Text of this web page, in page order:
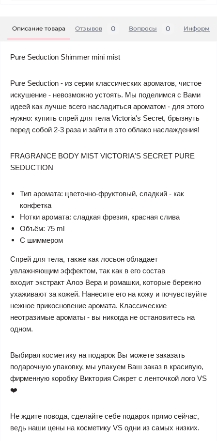
Описание товара Отзывов 0 Вопросы 0
Pure Seduction Shimmer mini mist
Pure Seduction - из серии классических ароматов, чистое
искушение - невозможно устоять. Мы поделимся с Вами
идеей как лучше всего насладиться ароматом - для этого
нужно: купить спрей для тела Victoria's Secret, брызнуть
перед собой 2-3 раза и зайти в это облако наслаждения!
FRAGRANCE BODY MIST VICTORIA'S SECRET PURE
SEDUCTION
Тип аромата: цветочно-фруктовый, сладкий - как
конфетка
Нотки аромата: сладкая фрезия, красная слива
Объём: 75 ml
С шиммером
Cпрей для тела, также как лосьон обладает
увлажняющим эффектом, так как в его состав
входит экстракт Алоэ Вера и ромашки, которые бережно
ухаживают за кожей. Нанесите его на кожу и почувствуйте
нежное прикосновение аромата. Классические
неотразимые ароматы - вы никогда не остановитесь на
одном.
Выбирая косметику на подарок Вы можете заказать
подарочную упаковку, мы упакуем Ваш заказ в красивую,
фирменную коробку Виктория Сикрет с ленточкой лого VS
❤️
Не ждите повода, сделайте себе подарок прямо сейчас,
ведь наши цены на косметику VS одни из самых низких.